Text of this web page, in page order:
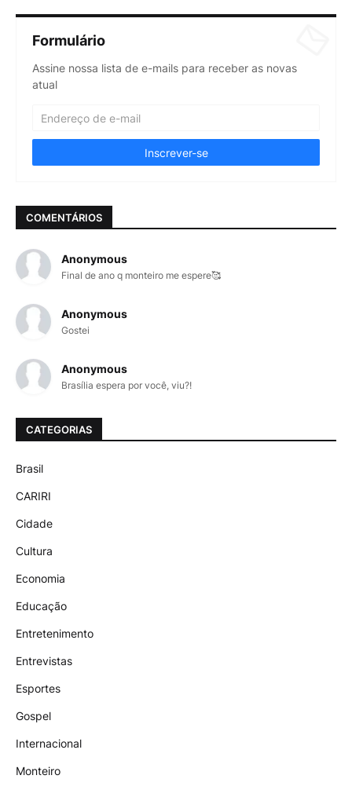
Formulário
Assine nossa lista de e-mails para receber as novas
atual
COMENTÁRIOS
Anonymous
Final de ano q monteiro me espere🥰
Anonymous
Gostei
Anonymous
Brasília espera por você, viu?!
CATEGORIAS
Brasil
CARIRI
Cidade
Cultura
Economia
Educação
Entretenimento
Entrevistas
Esportes
Gospel
Internacional
Monteiro